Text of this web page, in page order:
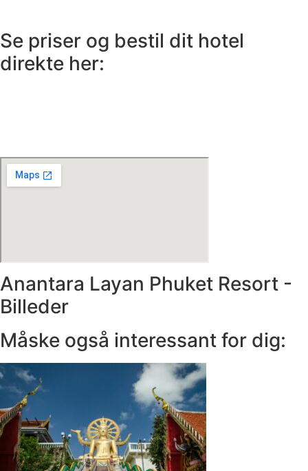
Se priser og bestil dit hotel
direkte her:
Anantara Layan Phuket Resort -
Billeder
Måske også interessant for dig: